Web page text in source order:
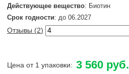
Действующее вещество: Биотин
Срок годности: до 06.2027
Отзывы (2)
Цена от 1 упаковки: 3 560 руб.